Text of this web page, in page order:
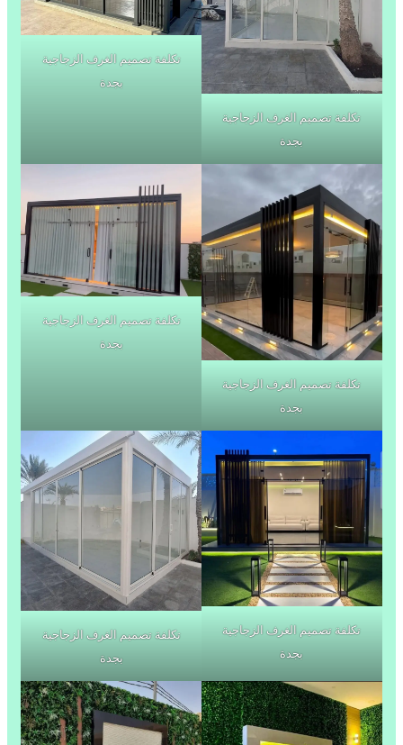
تكلفة تصميم الغرف الزجاجية
بجدة
تكلفة تصميم الغرف الزجاجية
بجدة
تكلفة تصميم الغرف الزجاجية
بجدة
تكلفة تصميم الغرف الزجاجية
بجدة
تكلفة تصميم الغرف الزجاجية
بجدة
تكلفة تصميم الغرف الزجاجية
بجدة